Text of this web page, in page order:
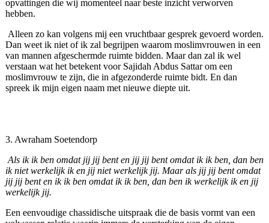
opvattingen die wij momenteel naar beste inzicht verworven
hebben.
Alleen zo kan volgens mij een vruchtbaar gesprek gevoerd worden.
Dan weet ik niet of ik zal begrijpen waarom moslimvrouwen in een
van mannen afgeschermde ruimte bidden. Maar dan zal ik wel
verstaan wat het betekent voor Sajidah Abdus Sattar om een
moslimvrouw te zijn, die in afgezonderde ruimte bidt. En dan
spreek ik mijn eigen naam met nieuwe diepte uit.
3. Awraham Soetendorp
Als ik ik ben omdat jij jij bent en jij jij bent omdat ik ik ben, dan ben
ik niet werkelijk ik en jij niet werkelijk jij. Maar als jij jij bent omdat
jij jij bent en ik ik ben omdat ik ik ben, dan ben ik werkelijk ik en jij
werkelijk jij.
Een eenvoudige chassidische uitspraak die de basis vormt van een